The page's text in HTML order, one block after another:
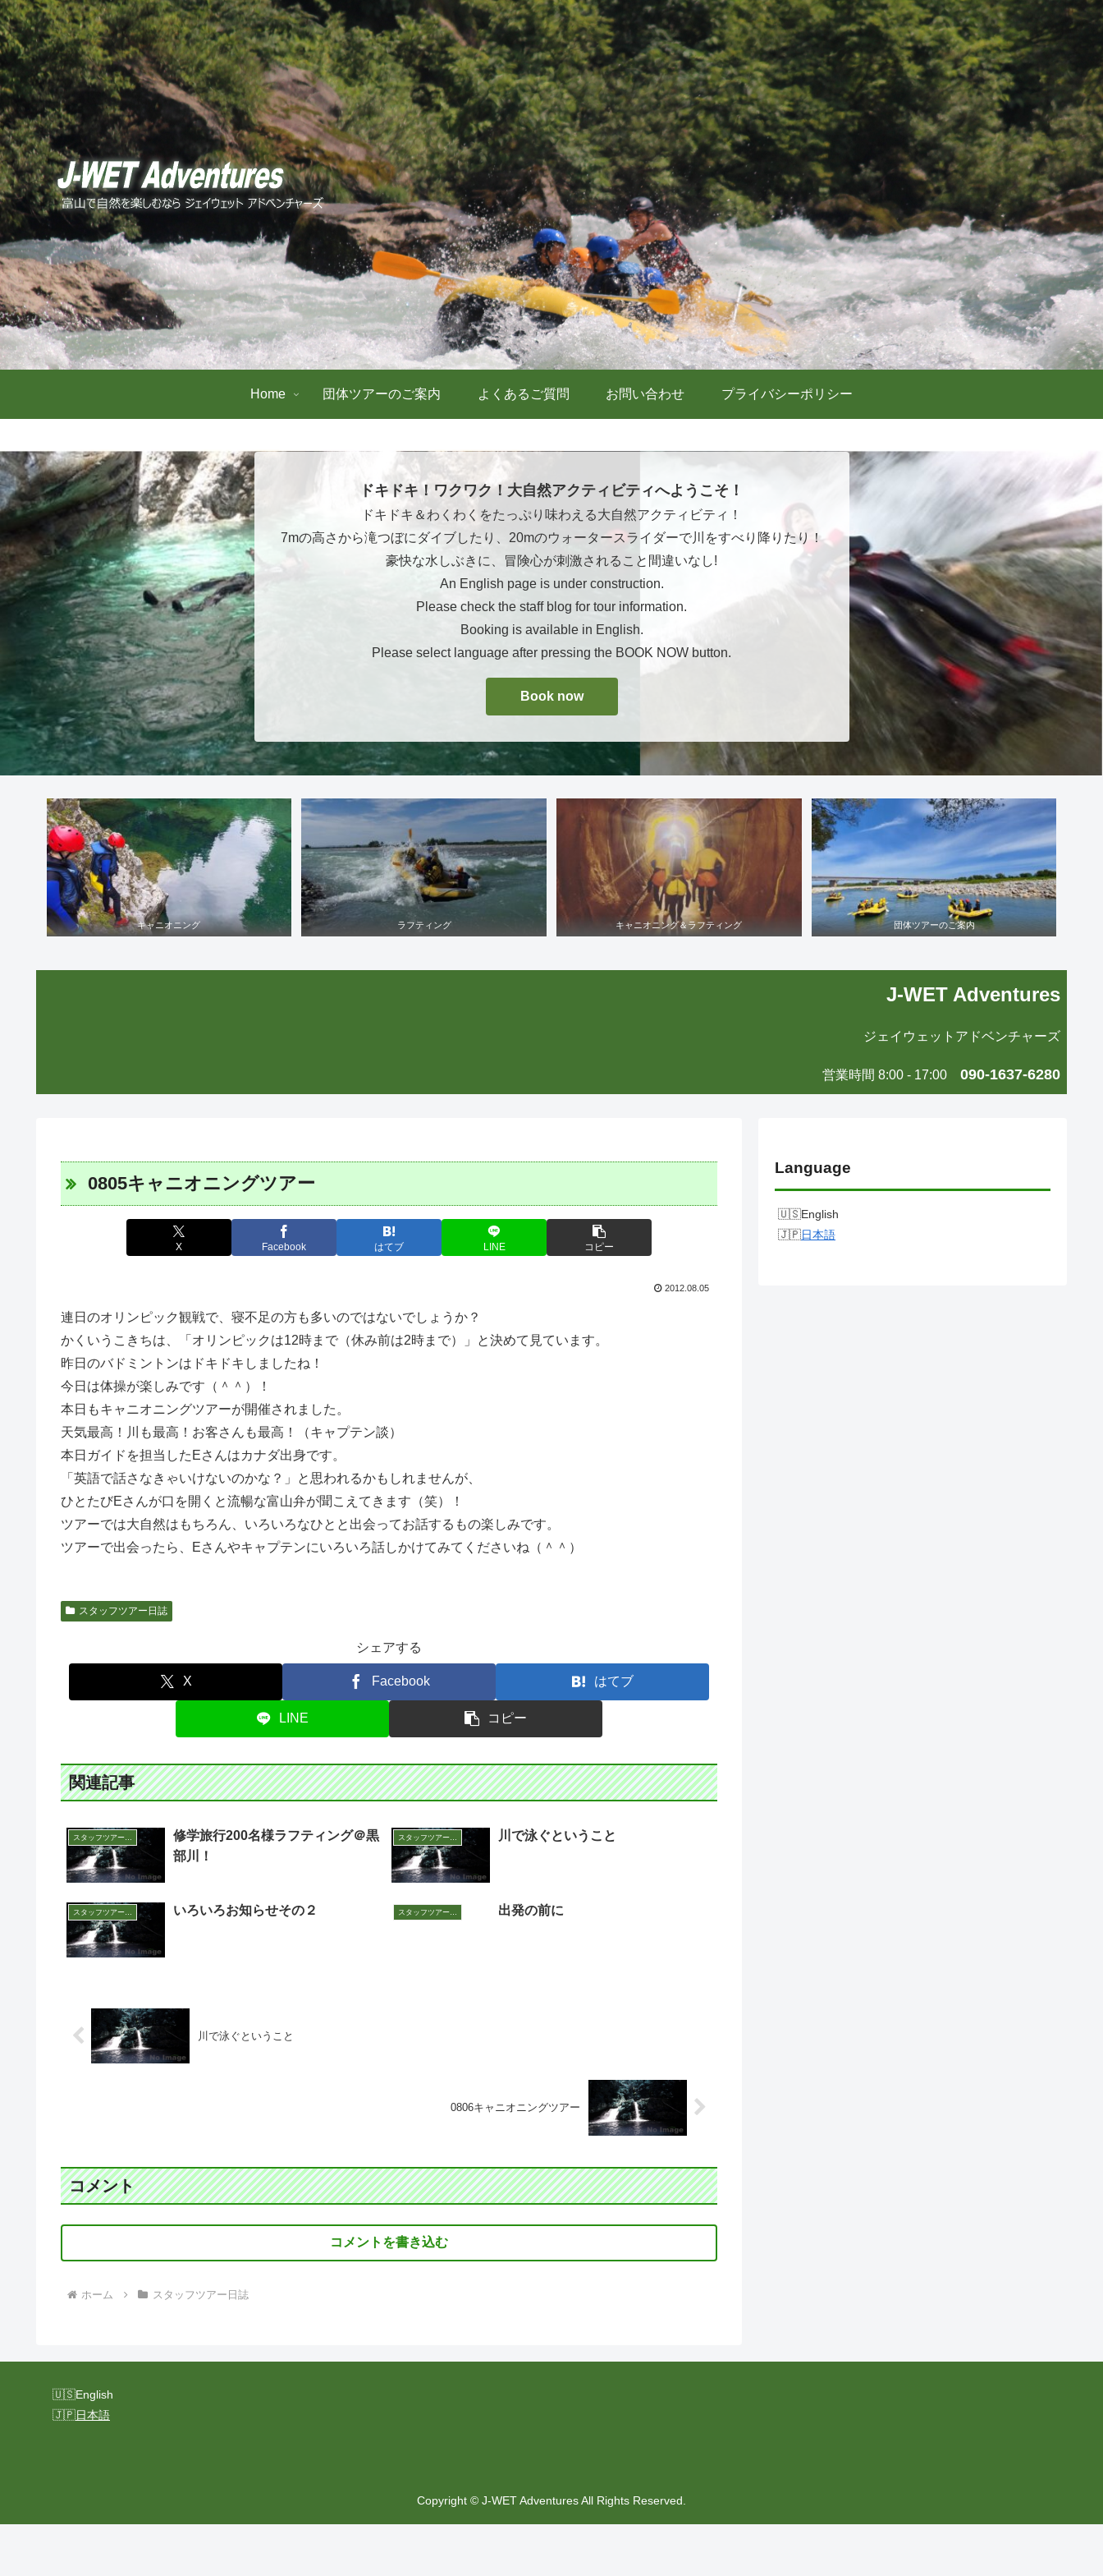
Home 団体ツアーのご案内 よくあるご質問 お問い合わせ プライバシーポリシー
ドキドキ！ワクワク！大自然アクティビティへようこそ！
ドキドキ＆わくわくをたっぷり味わえる大自然アクティビティ！
7mの高さから滝つぼにダイブしたり、20mのウォータースライダーで川をすべり降りたり！
豪快な水しぶきに、冒険心が刺激されること間違いなし!
An English page is under construction.
Please check the staff blog for tour information.
Booking is available in English.
Please select language after pressing the BOOK NOW button.
Book now
キャニオニング ラフティング キャニオニング＆ラフティング 団体ツアーのご案内
J-WET Adventures
ジェイウェットアドベンチャーズ
営業時間 8:00 - 17:00 090-1637-6280
0805キャニオニングツアー
X Facebook はてブ LINE コピー
2012.08.05
連日のオリンピック観戦で、寝不足の方も多いのではないでしょうか？
かくいうこきちは、「オリンピックは12時まで（休み前は2時まで）」と決めて見ています。
昨日のバドミントンはドキドキしましたね！
今日は体操が楽しみです（＾＾）！
本日もキャニオニングツアーが開催されました。
天気最高！川も最高！お客さんも最高！（キャプテン談）
本日ガイドを担当したEさんはカナダ出身です。
「英語で話さなきゃいけないのかな？」と思われるかもしれませんが、
ひとたびEさんが口を開くと流暢な富山弁が聞こえてきます（笑）！
ツアーでは大自然はもちろん、いろいろなひとと出会ってお話するもの楽しみです。
ツアーで出会ったら、Eさんやキャプテンにいろいろ話しかけてみてくださいね（＾＾）
スタッフツアー日誌
シェアする
X Facebook はてブ
LINE コピー
関連記事
スタッフツアー日誌
修学旅行200名様ラフティング＠黒
部川！
スタッフツアー日誌 川で泳ぐということ
いろいろお知らせその２ 出発の前に
川で泳ぐということ
0806キャニオニングツアー
コメント
コメントを書き込む
ホーム スタッフツアー日誌
Language
English
日本語
English
日本語
Copyright © J-WET Adventures All Rights Reserved.